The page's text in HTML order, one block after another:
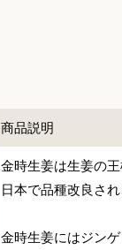
商品説明
金時生姜は生姜の王
日本で品種改良さ
金時生姜にはジン